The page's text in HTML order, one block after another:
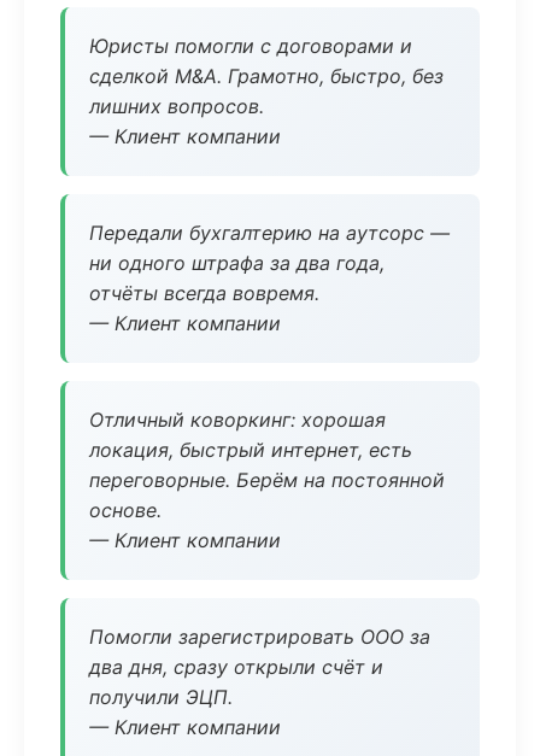
Юристы помогли с договорами и
сделкой M&A. Грамотно, быстро, без
лишних вопросов.
— Клиент компании
Передали бухгалтерию на аутсорс —
ни одного штрафа за два года,
отчёты всегда вовремя.
— Клиент компании
Отличный коворкинг: хорошая
локация, быстрый интернет, есть
переговорные. Берём на постоянной
основе.
— Клиент компании
Помогли зарегистрировать ООО за
два дня, сразу открыли счёт и
получили ЭЦП.
— Клиент компании